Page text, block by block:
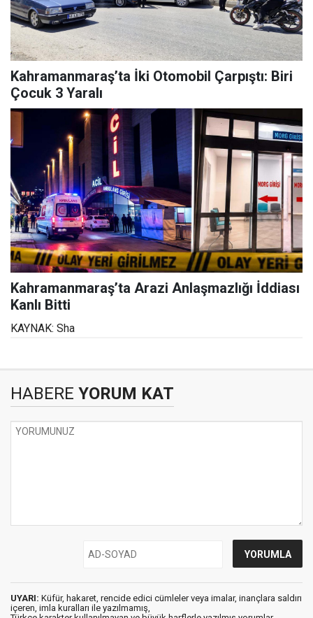
Kahramanmaraş’ta İki Otomobil Çarpıştı: Biri
Çocuk 3 Yaralı
Kahramanmaraş’ta Arazi Anlaşmazlığı İddiası
Kanlı Bitti
KAYNAK: Sha
HABERE YORUM KAT
UYARI: Küfür, hakaret, rencide edici cümleler veya imalar, inançlara saldırı
içeren, imla kuralları ile yazılmamış,